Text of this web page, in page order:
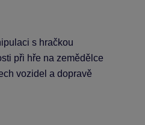
s hračkou
při hře na zemědělce
vozidel a dopravě